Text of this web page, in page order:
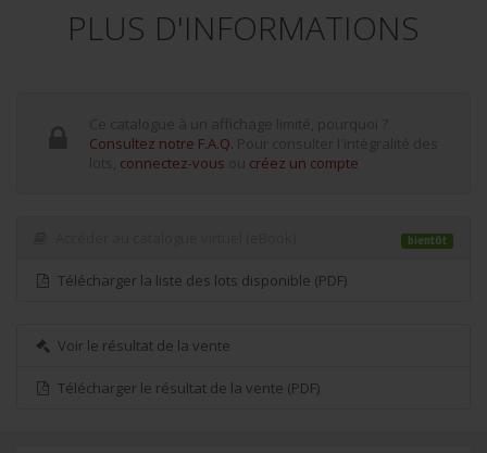
PLUS D'INFORMATIONS
Consultez notre F.A.Q.
connectez-vous créez un compte
bientôt
Télécharger la liste des lots disponible (PDF)
Voir le résultat de la vente
Télécharger le résultat de la vente (PDF)